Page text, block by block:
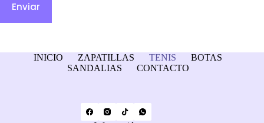
Enviar
INICIO ZAPATILLAS TENIS
BOTAS
SANDALIAS
CONTACTO